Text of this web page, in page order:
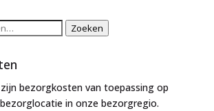
Zoeken
bezorgkosten van toepassing op
in onze bezorgregio.